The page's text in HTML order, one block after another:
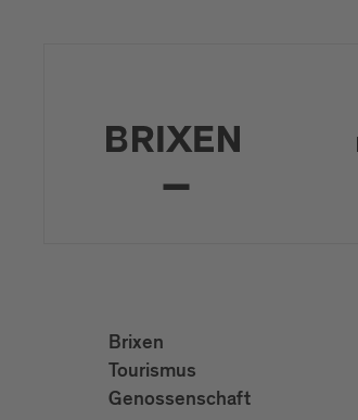
Brixen
Tourismus
Genossenschaft